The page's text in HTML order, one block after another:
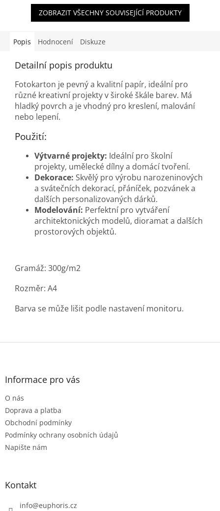
ZOBRAZIT VŠECHNY SOUVISEJÍCÍ PRODUKTY
Popis Hodnocení Diskuze
Detailní popis produktu
Fotokarton je pevný a kvalitní papír, ideální pro
různé kreativní projekty v široké škále barev. Má
hladký povrch a je vhodný pro kreslení, malování
nebo lepení.
Použití:
Výtvarné projekty: Ideální pro školní
projekty, umělecké dílny a domácí tvoření.
Dekorace: Skvělý pro výrobu narozeninových
a svátečních dekorací, přáníček, pozvánek a
dalších personalizovaných dárků.
Modelování: Perfektní pro vytváření
architektonických modelů, dioramat a dalších
prostorových objektů.
Gramáž: 300g/m2
Rozměr: A4
Barva se může lišit podle nastavení monitoru.
Z
Informace pro vás
O nás
Doprava a platba
Obchodní podmínky
Podmínky ochrany osobních údajů
Napište nám
Kontakt
info@euphoris.cz